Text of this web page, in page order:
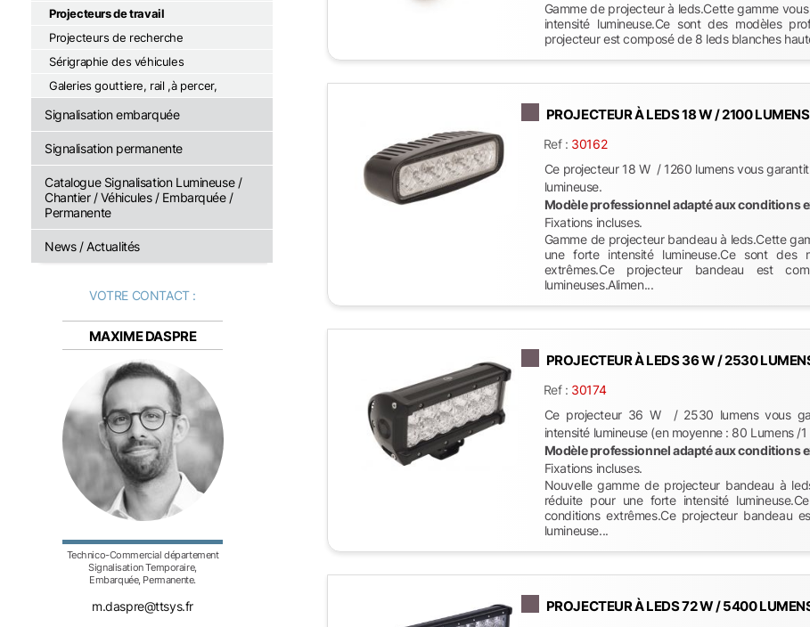
Projecteurs de travail
Projecteurs de recherche
Sérigraphie des véhicules
Galeries gouttiere, rail ,à percer,
Signalisation embarquée
Signalisation permanente
Catalogue Signalisation Lumineuse /
Chantier / Véhicules / Embarquée /
Permanente
News / Actualités
VOTRE CONTACT :
MAXIME DASPRE
Technico-Commercial département
Signalisation Temporaire,
Embarquée, Permanente.
m.daspre@ttsys.fr
Gamme de projecteur à leds.Cette gamme
intensité lumineuse.Ce sont des modèles
projecteur est composé de 8 leds blanches
PROJECTEUR À LEDS 18 W / 2100
Ref : 30162
Ce projecteur 18 W / 1260 lumens vous
lumineuse.
Modèle professionnel adapté aux conditions
Fixations incluses.
Gamme de projecteur bandeau à leds.Cette
une forte intensité lumineuse.Ce sont des
extrêmes.Ce projecteur bandeau est
lumineuses.Alimen...
PROJECTEUR À LEDS 36 W / 2530
Ref : 30174
Ce projecteur 36 W / 2530 lumens vous
intensité lumineuse (en moyenne : 80 Lumens /1
Modèle professionnel adapté aux conditions
Fixations incluses.
Nouvelle gamme de projecteur bandeau à
réduite pour une forte intensité
conditions extrêmes.Ce projecteur bandeau
lumineuse...
PROJECTEUR À LEDS 72 W / 5400